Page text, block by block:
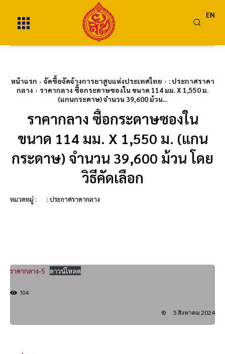
EN
หน้าแรก จัดซื้อจัดจ้างการยาสูบแห่งประเทศไทย
: ประกาศราคา
กลาง
ราคากลาง ซื้อกระดาษซองใน ขนาด 114 มม. X 1,550 ม.
(แกนกระดาษ) จำนวน 39,600 ม้วน...
ราคากลาง ซื้อกระดาษซองใน
ขนาด 114 มม. X 1,550 ม. (แกน
กระดาษ) จำนวน 39,600 ม้วน โดย
วิธีคัดเลือก
หมวดหมู่ : : ประกาศราคากลาง
ราคากลาง-5 ดาวน์โหลด
104
5 สิงหาคม 2024